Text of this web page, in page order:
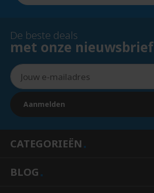
De beste deals
met onze nieuwsbrief
Aanmelden
CATEGORIEËN
BLOG